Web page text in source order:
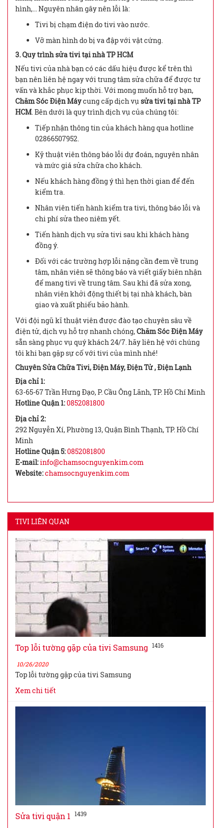
hình,... Nguyên nhân gây nên lỗi là:
Tivi bị chạm điện do tivi vào nước.
Vỡ màn hình do bị va đập với vật cứng.
3. Quy trình sửa tivi tại nhà TP HCM
Nếu tivi của nhà bạn có các dấu hiệu được kể trên thì
bạn nên liên hệ ngay với trung tâm sửa chữa để được tư
vấn và khắc phục kịp thời. Với mong muốn hỗ trợ bạn,
Chăm Sóc Điện Máycung cấp dịch vụ sửa tivi tại nhà TP
HCM. Bên dưới là quy trình dịch vụ của chúng tôi:
Tiếp nhận thông tin của khách hàng qua hotline
02866507952.
Kỹ thuật viên thông báo lỗi dự đoán, nguyên nhân
và mức giá sửa chữa cho khách.
Nếu khách hàng đồng ý thì hẹn thời gian để đến
kiểm tra.
Nhân viên tiến hành kiểm tra tivi, thông báo lỗi và
chi phí sửa theo niêm yết.
Tiến hành dịch vụ sửa tivi sau khi khách hàng
đồng ý.
Đối với các trường hợp lỗi nặng cần đem về trung
tâm, nhân viên sẽ thông báo và viết giấy biên nhận
để mang tivi về trung tâm. Sau khi đã sửa xong,
nhân viên khởi động thiết bị tại nhà khách, bàn
giao và xuất phiếu bảo hành.
Với đội ngũ kĩ thuật viên được đào tạo chuyên sâu về
điện tử, dịch vụ hỗ trợ nhanh chóng,Chăm Sóc Điện Máy
sẵn sàng phục vụ quý khách 24/7. hãy liên hệ với chúng
tôi khi bạn gặp sự cố với tivi của mình nhé!
Chuyên Sửa Chữa Tivi, Điện Máy, Điện Tử , Điện Lạnh
Địa chỉ 1:
63-65-67 Trần Hưng Đạo, P. Cầu Ông Lãnh, TP. Hồ Chí Minh
Hotline Quận 1:0852081800
Địa chỉ 2:
292 Nguyễn Xí, Phường 13, Quận Bình Thạnh, TP. Hồ Chí
Minh
Hotline Quận 5:0852081800
E-mail:info@chamsocnguyenkim.com
Website:chamsocnguyenkim.com
TIVI LIÊN QUAN
Top lỗi tường gặp của tivi Samsung 1416
10/26/2020
Top lỗi tường gặp của tivi Samsung
Xem chi tiết
Sửa tivi quận 1 1439